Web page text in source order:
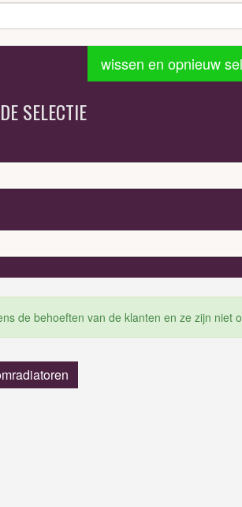
wissen en opnieuw
SELECTIE
de behoeften van de klanten en ze zijn niet